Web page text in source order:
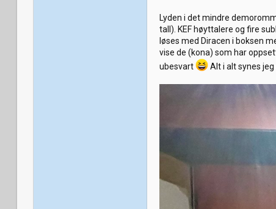
Lyden i det mindre
tall). KEF høyttalere og fire
løses med Diracen i boksen
vise de (kona) som har
ubesvart
Alt i alt synes